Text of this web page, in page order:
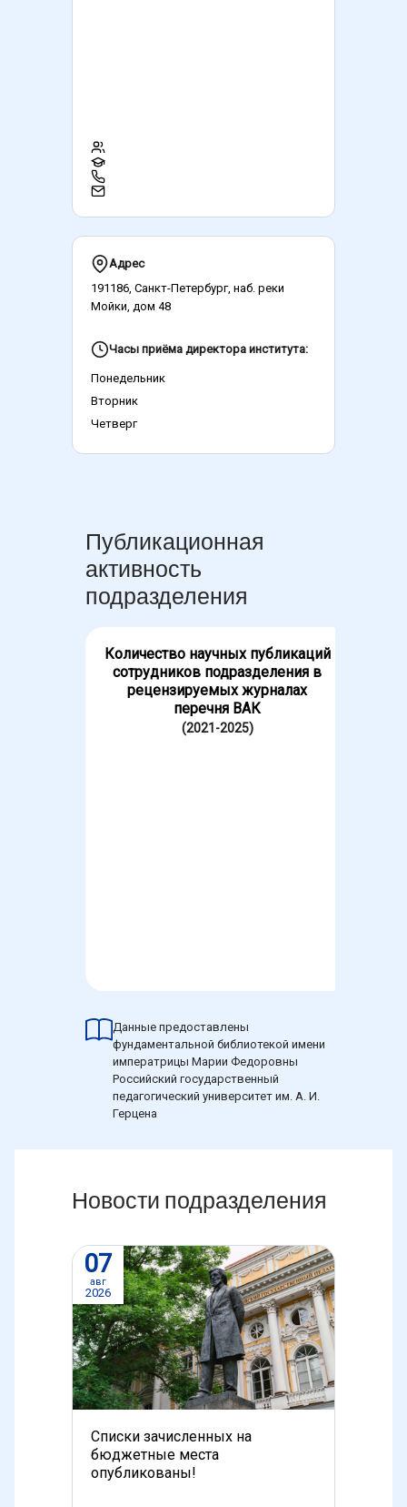
Адрес
191186, Санкт-Петербург, наб. реки
Мойки, дом 48
Часы приёма директора института:
Понедельник
Вторник
Четверг
Публикационная
активность
подразделения
Количество научных публикаций
сотрудников подразделения в
рецензируемых журналах
перечня ВАК
(2021-2025)
Данные предоставлены
фундаментальной библиотекой имени
императрицы Марии Федоровны
Российский государственный
педагогический университет им. А. И.
Герцена
Новости подразделения
07
авг
2026
Списки зачисленных на
бюджетные места
опубликованы!